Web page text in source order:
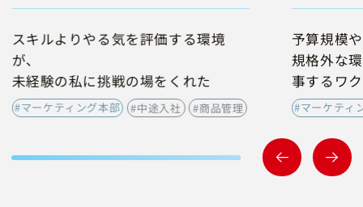
スキルよりやる気を評価する環境
が、
未経験の私に挑戦の場をくれた
#マーケティング本部 #中途入社 #商品管理
予算規模
規格外な
事するワ
#マーケティ